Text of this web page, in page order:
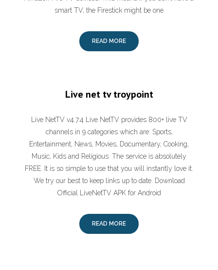
smart TV, the Firestick might be one
READ MORE
Live net tv troypoint
Live NetTV v4.7.4 Live NetTV provides 800+ live TV
channels in 9 categories which are: Sports,
Entertainment, News, Movies, Documentary, Cooking,
Music, Kids and Religious. The service is absolutely
FREE. It is so simple to use that you will instantly love it.
We try our best to keep links up to date. Download
Official LiveNetTV APK for Android
READ MORE